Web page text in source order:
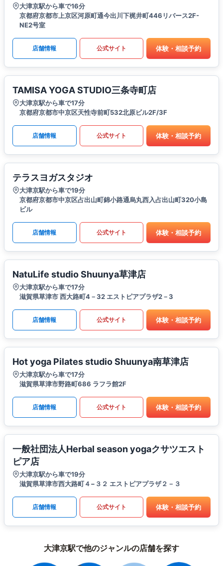
大津京駅から車で16分
京都府京都市上京区河原町通今出川下梶井町446リバース2F-
NE2号室
店舗情報 公式サイト 体験・相談予約
TAMISA YOGA STUDIO三条寺町店
大津京駅から車で17分
京都府京都市中京区天性寺前町532北原ビル2F/3F
店舗情報 公式サイト 体験・相談予約
テラスヨガスタジオ
大津京駅から車で19分
京都府京都市中京区占出山町錦小路通烏丸西入占出山町320小島
ビル
店舗情報 公式サイト 体験・相談予約
NatuLife studio Shuunya草津店
大津京駅から車で17分
滋賀県草津市 西大路町4－32 エストピアプラザ2－3
店舗情報 公式サイト 体験・相談予約
Hot yoga Pilates studio Shuunya南草津店
大津京駅から車で17分
滋賀県草津市野路町686 ラフラ館2F
店舗情報 公式サイト 体験・相談予約
一般社団法人Herbal season yogaクサツエスト
ピア店
大津京駅から車で19分
滋賀県草津市西大路町４−３２ エストピアプラザ２－３
店舗情報 公式サイト 体験・相談予約
大津京駅で他のジャンルの店舗を探す